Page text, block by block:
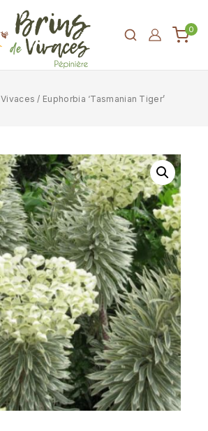
0
Vivaces / Euphorbia ‘Tasmanian Tiger’